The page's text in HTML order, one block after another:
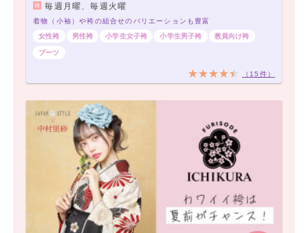
毎週月曜、毎週火曜
着物（小袖）や袴の組合せのバリエーションも豊富
女性袴
男性袴 小学生女子袴 小学生男子袴 教員向け袴
ブーツ
（15件）